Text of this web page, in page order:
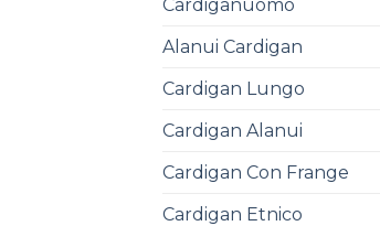
Cardiganuomo
Alanui Cardigan
Cardigan Lungo
Cardigan Alanui
Cardigan Con Frange
Cardigan Etnico